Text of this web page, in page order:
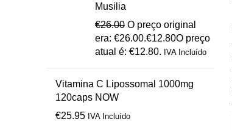
Musilia
€26.00 O preço original
era: €26.00.€12.80O preço
atual é: €12.80. IVA Incluído
Vitamina C Lipossomal 1000mg
120caps NOW
€25.95 IVA Incluído